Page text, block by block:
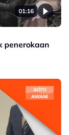
01:16
penerokaan